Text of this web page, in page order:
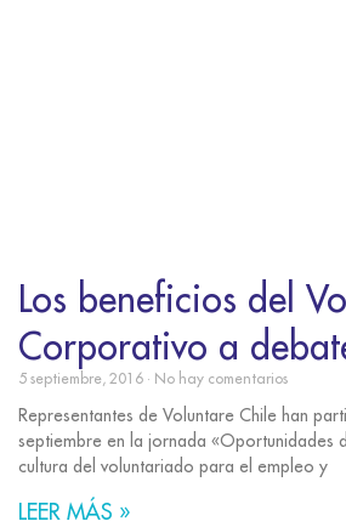
Los beneficios del
Corporativo a
5 septiembre, 2016 No hay comentarios
Representantes de Voluntare Chile han
septiembre en la jornada «Oportunidades
cultura del voluntariado para el empleo y
LEER MÁS »